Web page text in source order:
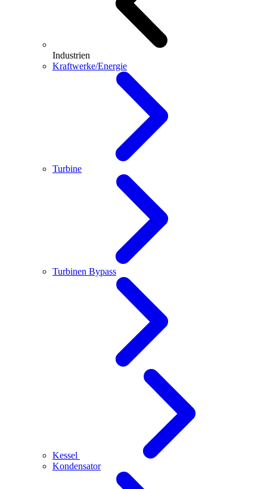
Industrien
Kraftwerke/Energie
Turbine
Turbinen Bypass
Kessel
Kondensator